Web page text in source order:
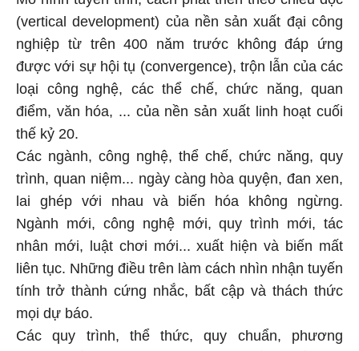
(vertical development) của nền sản xuất đại công
nghiệp từ trên 400 năm trước không đáp ứng
được với sự hội tụ (convergence), trộn lẫn của các
loại công nghệ, các thể chế, chức năng, quan
điểm, văn hóa, ... của nền sản xuất linh hoạt cuối
thế kỷ 20.
Các ngành, công nghệ, thể chế, chức năng, quy
trình, quan niệm... ngày càng hòa quyện, đan xen,
lai ghép với nhau và biến hóa không ngừng.
Ngành mới, công nghệ mới, quy trình mới, tác
nhân mới, luật chơi mới... xuất hiện và biến mất
liên tục. Những điều trên làm cách nhìn nhận tuyến
tính trở thành cứng nhắc, bất cập và thách thức
mọi dự báo.
Các quy trình, thể thức, quy chuẩn, phương